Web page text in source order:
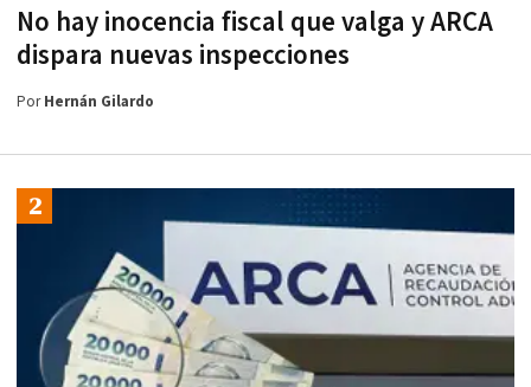
No hay inocencia fiscal que valga y ARCA
dispara nuevas inspecciones
PorHernán Gilardo